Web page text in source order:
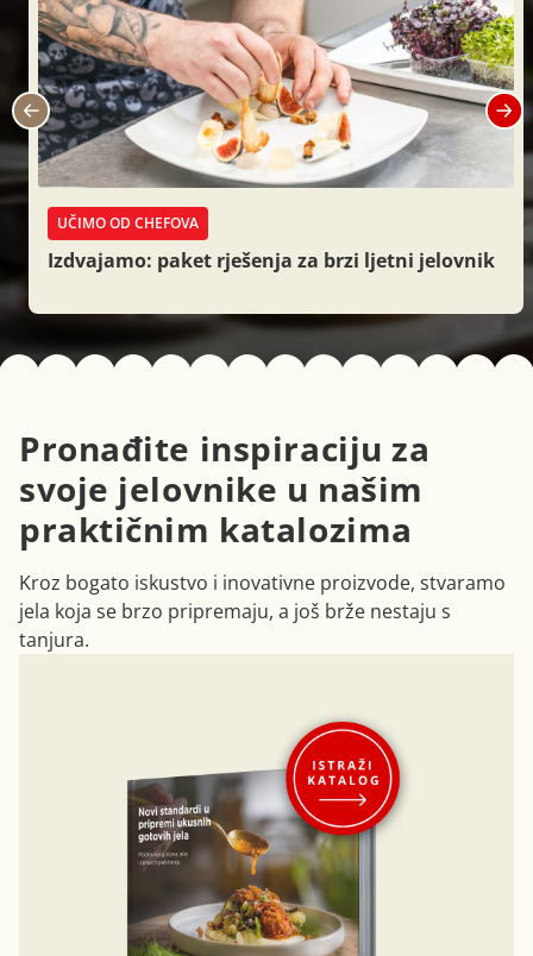
UČIMO OD CHEFOVA
Izdvajamo: paket rješenja za brzi ljetni jelovnik
Pronađite inspiraciju za
svoje jelovnike u našim
praktičnim katalozima
Kroz bogato iskustvo i inovativne proizvode, stvaramo
jela koja se brzo pripremaju, a još brže nestaju s
tanjura.